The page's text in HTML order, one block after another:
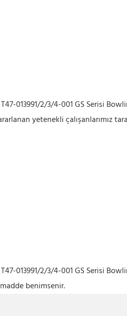
013991/2/3/4-001 GS Serisi
yetenekli çalışanlarımız
013991/2/3/4-001 GS Serisi
benimsenir.